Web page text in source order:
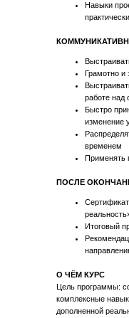
Навыки
Грамотно и
работе над
Быстро
изменение
временем
Применять
ПОСЛЕ
Итоговый
О ЧЁМ КУРС
Цель программы:
комплексные
дополненной